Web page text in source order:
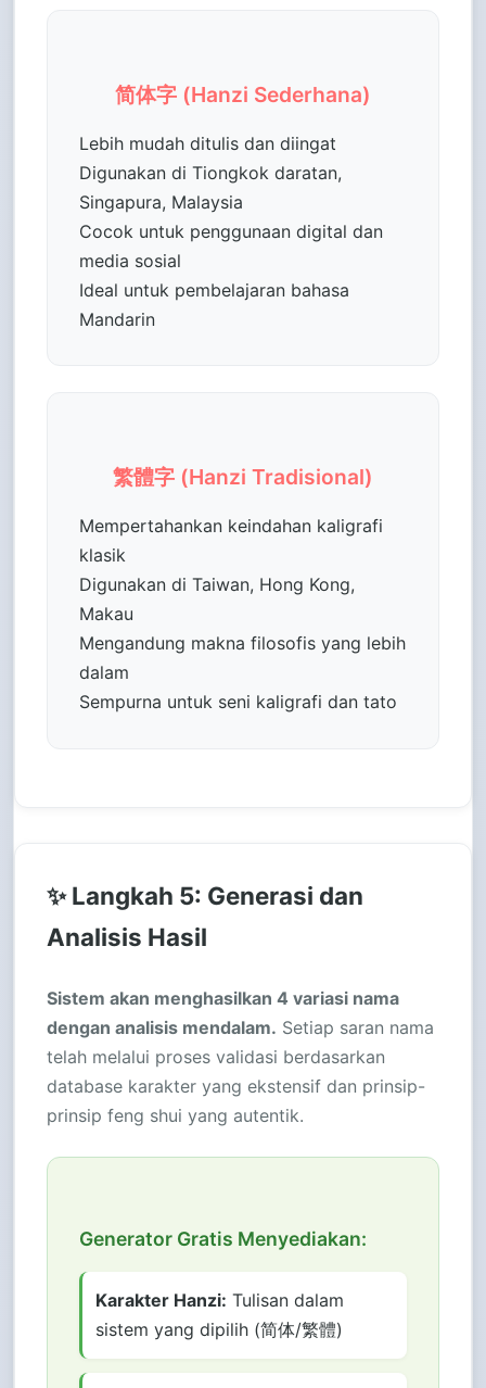
简体字 (Hanzi Sederhana)
Lebih mudah ditulis dan diingat
Digunakan di Tiongkok daratan,
Singapura, Malaysia
Cocok untuk penggunaan digital dan
media sosial
Ideal untuk pembelajaran bahasa
Mandarin
繁體字 (Hanzi Tradisional)
Mempertahankan keindahan kaligrafi
klasik
Digunakan di Taiwan, Hong Kong,
Makau
Mengandung makna filosofis yang lebih
dalam
Sempurna untuk seni kaligrafi dan tato
✨ Langkah 5: Generasi dan
Analisis Hasil
Sistem akan menghasilkan 4 variasi nama
dengan analisis mendalam. Setiap saran nama
telah melalui proses validasi berdasarkan
database karakter yang ekstensif dan prinsip-
prinsip feng shui yang autentik.
Generator Gratis Menyediakan:
Karakter Hanzi: Tulisan dalam
sistem yang dipilih (简体/繁體)